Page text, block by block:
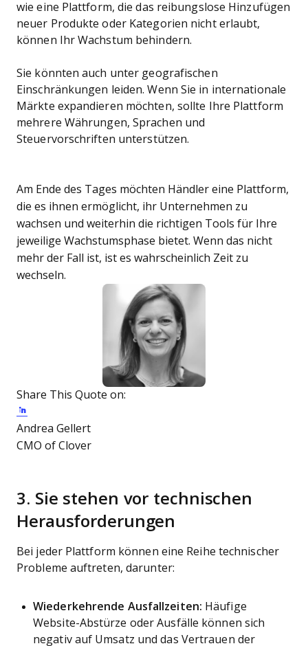
wie eine Plattform, die das reibungslose Hinzufügen
neuer Produkte oder Kategorien nicht erlaubt,
können Ihr Wachstum behindern.
Sie könnten auch unter geografischen
Einschränkungen leiden. Wenn Sie in internationale
Märkte expandieren möchten, sollte Ihre Plattform
mehrere Währungen, Sprachen und
Steuervorschriften unterstützen.
Am Ende des Tages möchten Händler eine Plattform,
die es ihnen ermöglicht, ihr Unternehmen zu
wachsen und weiterhin die richtigen Tools für Ihre
jeweilige Wachstumsphase bietet. Wenn das nicht
mehr der Fall ist, ist es wahrscheinlich Zeit zu
wechseln.
Share This Quote on:
Share on Twitter
Share on Facebook
Andrea Gellert
CMO of Clover
3. Sie stehen vor technischen
Herausforderungen
Bei jeder Plattform können eine Reihe technischer
Probleme auftreten, darunter:
Wiederkehrende Ausfallzeiten: Häufige
Website-Abstürze oder Ausfälle können sich
negativ auf Umsatz und das Vertrauen der